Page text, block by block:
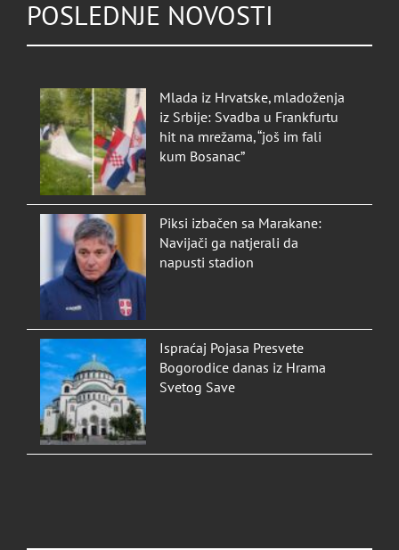
POSLEDNJE NOVOSTI
Mlada iz Hrvatske, mladoženja
iz Srbije: Svadba u Frankfurtu
hit na mrežama, “još im fali
kum Bosanac”
Piksi izbačen sa Marakane:
Navijači ga natjerali da
napusti stadion
Ispraćaj Pojasa Presvete
Bogorodice danas iz Hrama
Svetog Save